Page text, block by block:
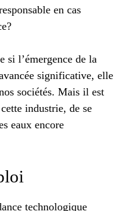
en cas
si l’émergence de la
significative, elle
sociétés. Mais il est
industrie, de se
eaux encore
technologique